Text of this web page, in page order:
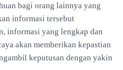
bagi orang lainnya yang
informasi tersebut
informasi yang lengkap dan
akan memberikan kepastian
keputusan dengan yakin